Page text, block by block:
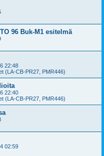
96 Buk-M1 esitelmä
22:48
(LA-CB-PR27, PMR446)
22:40
(LA-CB-PR27, PMR446)
02:59